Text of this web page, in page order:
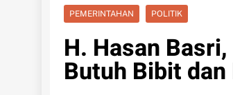
PEMERINTAHAN POLITIK
H. Hasan
Butuh Bibit